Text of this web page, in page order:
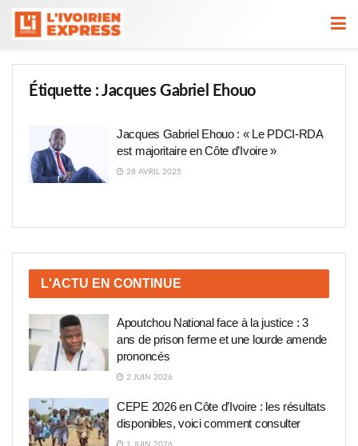
Étiquette :Jacques Gabriel Ehouo
Jacques Gabriel Ehouo : « Le PDCI-RDA
est majoritaire en Côte d’Ivoire »
28 AVRIL 2025
L'ACTU EN CONTINUE
Apoutchou National face à la justice : 3
ans de prison ferme et une lourde amende
prononcés
2 JUIN 2026
CEPE 2026 en Côte d’Ivoire : les résultats
disponibles, voici comment consulter
1 JUIN 2026